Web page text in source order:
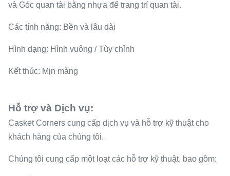
và Góc quan tài bằng nhựa để trang trí quan tài.
Các tính năng: Bền và lâu dài
Hình dạng: Hình vuông / Tùy chỉnh
Kết thúc: Mịn màng
Hỗ trợ và Dịch vụ:
Casket Corners cung cấp dịch vụ và hỗ trợ kỹ thuật cho
khách hàng của chúng tôi.
Chúng tôi cung cấp một loạt các hỗ trợ kỹ thuật, bao gồm: